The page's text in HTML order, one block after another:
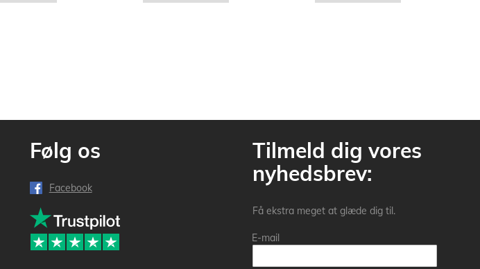
Følg os
Facebook
Tilmeld dig vores
nyhedsbrev:
Få ekstra meget at glæde dig til.
E-mail